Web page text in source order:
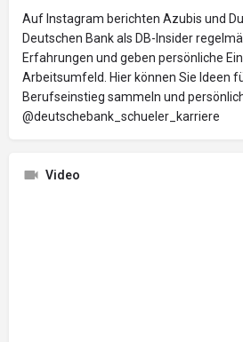
Auf Instagram berichten Azubis und
Deutschen Bank als DB-Insider
Erfahrungen und geben persönliche
Arbeitsumfeld. Hier können Sie Ideen
Berufseinstieg sammeln und
@deutschebank_schueler_karriere
Video